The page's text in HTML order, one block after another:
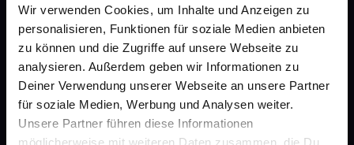
Wir verwenden Cookies, um Inhalte und Anzeigen zu
personalisieren, Funktionen für soziale Medien anbieten
zu können und die Zugriffe auf unsere Webseite zu
analysieren. Außerdem geben wir Informationen zu
Deiner Verwendung unserer Webseite an unsere Partner
für soziale Medien, Werbung und Analysen weiter.
Unsere Partner führen diese Informationen
möglicherweise mit weiteren Daten zusammen, die Du
gesund-versorger.de
Sanitätshäuser
Datenschutz
AGB